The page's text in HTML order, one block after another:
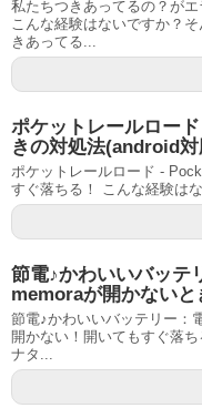
私たちつきあってるの？が
こんな経験はないですか？
きあってる...
ポケットレールロー
きの対処法(android対
ポケットレールロード -
すぐ落ちる！ こんな経験は
節電♪かわいいバッテ
memoraが開かない
節電♪かわいいバッテリー：
開かない！開いてもすぐ落
ナタ...